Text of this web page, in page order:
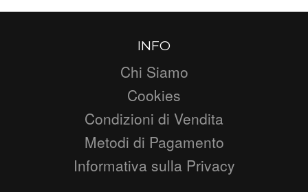
INFO
Chi Siamo
Cookies
Condizioni di Vendita
Metodi di Pagamento
Informativa sulla Privacy